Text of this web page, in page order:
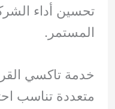
تحسين أداء
المستمر.
خدمة تاكسي
متعددة تناسب